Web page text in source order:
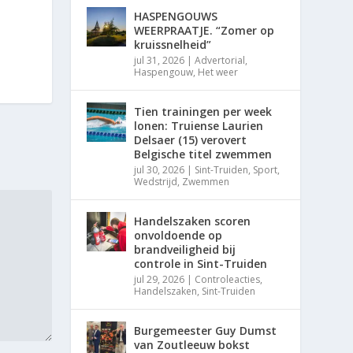
HASPENGOUWS
WEERPRAATJE. “Zomer op
kruissnelheid”
jul 31, 2026 |Advertorial,
Haspengouw, Het weer
Tien trainingen per week
lonen: Truiense Laurien
Delsaer (15) verovert
Belgische titel zwemmen
jul 30, 2026 | Sint-Truiden, Sport,
Wedstrijd, Zwemmen
Handelszaken scoren
onvoldoende op
brandveiligheid bij
controle in Sint-Truiden
jul 29, 2026 | Controleacties,
Handelszaken, Sint-Truiden
Burgemeester Guy Dumst
van Zoutleeuw bokst